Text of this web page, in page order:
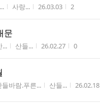
작성자
사랑... 작성시간
26.03.03 조회수
2
문
... 작성자
산들... 작성시간
26.02.27 조회수
0
판명바람.푸른... 작성자
산들... 작성시간
26.02.18